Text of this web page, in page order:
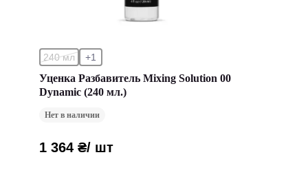
240 мл +1
Уценка Разбавитель Mixing Solution 00
Dynamic (240 мл.)
Нет в наличии
1 364 ₴/ шт